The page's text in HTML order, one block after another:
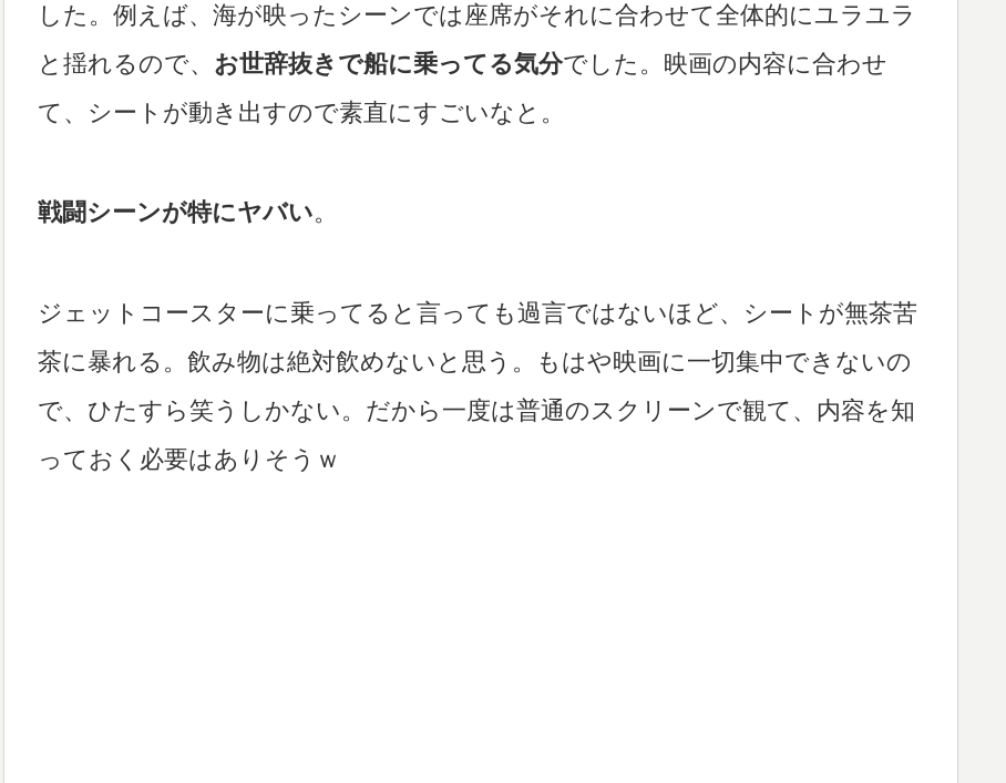
した。例えば、海が映ったシーンでは座席がそれに合わせて全体的にユラユラ
と揺れるので、 お世辞抜きで船に乗ってる気分でした。映画の内容に合わせ
て、シートが動き出すので素直にすごいなと。
戦闘シーンが特にヤバい。
ジェットコースターに乗ってると言っても過言ではないほど、シートが無茶苦
茶に暴れる。飲み物は絶対飲めないと思う。もはや映画に一切集中できないの
で、ひたすら笑うしかない。だから一度は普通のスクリーンで観て、内容を知
っておく必要はありそうｗ